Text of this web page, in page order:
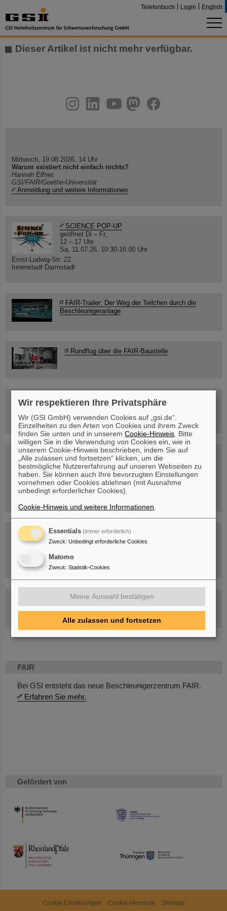
Telefonbuch Login English
FAIR
Bei GSI entsteht das neue Beschleunigerzentrum FAIR.
Erfahren Sie mehr.
Gefördert von
HMWK
TMWWDG
Dieser Artikel ist nicht mehr verfügbar.
youtube
helmholtz.social
facebook
Mittwoch, 19.08.2026, 14 Uhr
Warum existiert nicht einfach nichts?
Hannah Elfner,
GSI/FAIR/Goethe-Universität
Anmeldung und weitere Informationen
SCIENCE POP-UP
geöffnet Di – Fr,
12 – 17 Uhr
Sa, 11.07.26, 10:30-16:00 Uhr
Ernst-Ludwig-Str. 22
Innenstadt Darmstadt
FAIR-Trailer: Der Weg der Teilchen durch die
Beschleunigeranlage
Rundflug über die FAIR-Baustelle
Besichtigung von GSI/FAIR –
jetzt Termin buchen!
Blog Beam On
Menschen...hinter GSI und FAIR.
Umgang mit den Auswirkungen des Kriegs in der Ukraine
GSI-FAIR Kolloquium
Aktuelle Termine
Cookie Einstellungen Cookie-Hinweise Sitemap
Wir respektieren Ihre Privatsphäre
Wir (GSI GmbH) verwenden Cookies auf „gsi.de“.
Einzelheiten zu den Arten von Cookies und ihrem Zweck
finden Sie unten und in unseremCookie-Hinweis . Bitte
willigen Sie in die Verwendung von Cookies ein, wie in
unserem Cookie-Hinweis beschrieben, indem Sie auf
„Alle zulassen und fortsetzen“ klicken, um die
bestmögliche Nutzererfahrung auf unseren Webseiten zu
haben. Sie können auch Ihre bevorzugten Einstellungen
vornehmen oder Cookies ablehnen (mit Ausnahme
unbedingt erforderlicher Cookies).
Cookie-Hinweis und weitere Informationen
Essentials (immer erforderlich)
Zweck: Unbedingt erforderliche Cookies
Matomo
Zweck: Statistik-Cookies
Meine Auswahl bestätigen
Alle zulassen und fortsetzen